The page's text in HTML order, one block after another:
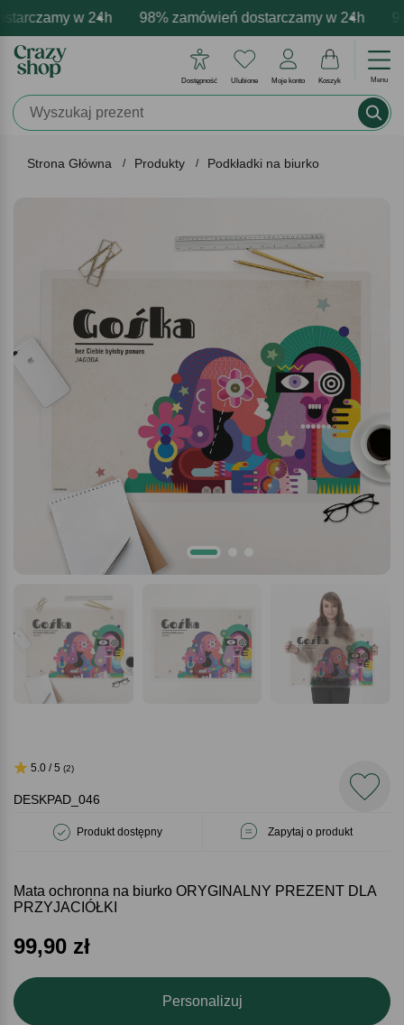
w 24h 98% zamówień dostarczamy w 24h
personalizacja produktów Profesjonalna i darmowa
emocje - zawsze udane prezenty Prezentujemy
Dostępność Ulubione Moje konto Koszyk Menu
Strona Główna Produkty Podkładki na biurko
DESKPAD_046
Produkt dostępny Zapytaj o produkt
5.0 / 5 (2)
Mata ochronna na biurko ORYGINALNY PREZENT DLA
PRZYJACIÓŁKI
99,90 zł
Personalizuj